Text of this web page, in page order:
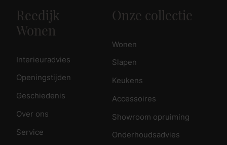
Reedijk
Wonen
Interieuradvies
Openingstijden
Geschiedenis
Over ons
Service
Onze collectie
Wonen
Slapen
Keukens
Accessoires
Showroom opruiming
Onderhoudsadvies